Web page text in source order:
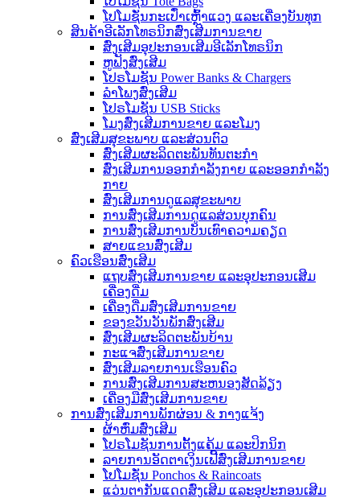
ໂປໂມຊັ່ນກະເປົ໋າເຫຼົ້າແວງ ແລະເຄື່ອງບັນທຸກ
ສິນຄ້າອີເລັກໂທຣນິກສົ່ງເສີມການຂາຍ
ສົ່ງເສີມອຸປະກອນເສີມອີເລັກໂທຣນິກ
ຫູຟັງສົ່ງເສີມ
ໂປຣໂມຊັນ Power Banks & Chargers
ລໍາໂພງສົ່ງເສີມ
ໂປຣໂມຊັນ USB Sticks
ໂມງສົ່ງເສີມການຂາຍ ແລະໂມງ
ສົ່ງເສີມສຸຂະພາບ ແລະສ່ວນຕົວ
ສົ່ງເສີມຜະລິດຕະພັນທັນຕະກໍາ
ສົ່ງເສີມການອອກກຳລັງກາຍ ແລະອອກກຳລັງ
ກາຍ
ສົ່ງເສີມການດູແລສຸຂະພາບ
ການສົ່ງເສີມການດູແລສ່ວນບຸກຄົນ
ການສົ່ງເສີມການບັນເທົາຄວາມຄຽດ
ສາຍແຂນສົ່ງເສີມ
ຄົວເຮືອນສົ່ງເສີມ
ແຖບສົ່ງເສີມການຂາຍ ແລະອຸປະກອນເສີມ
ເຄື່ອງດື່ມ
ເຄື່ອງດື່ມສົ່ງເສີມການຂາຍ
ຂອງຂວັນວັນພັກສົ່ງເສີມ
ສົ່ງເສີມຜະລິດຕະພັນບ້ານ
ກະແຈສົ່ງເສີມການຂາຍ
ສົ່ງເສີມລາຍການເຮືອນຄົວ
ການສົ່ງເສີມການສະຫນອງສັດລ້ຽງ
ເຄື່ອງມືສົ່ງເສີມການຂາຍ
ການສົ່ງເສີມການພັກຜ່ອນ & ກາງແຈ້ງ
ຜ້າຫົ່ມສົ່ງເສີມ
ໂປຣໂມຊັນການຕັ້ງແຄ້ມ ແລະປິກນິກ
ລາຍການອັດຕາເງິນເຟີ້ສົ່ງເສີມການຂາຍ
ໂປໂມຊັ່ນ Ponchos & Raincoats
ແວ່ນຕາກັນແດດສົ່ງເສີມ ແລະອຸປະກອນເສີມ